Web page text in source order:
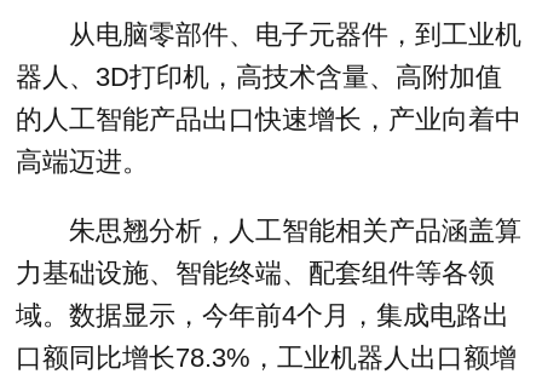
从电脑零部件、电子元器件，到工业机
器人、3D打印机，高技术含量、高附加值
的人工智能产品出口快速增长，产业向着中
高端迈进。
朱思翘分析，人工智能相关产品涵盖算
力基础设施、智能终端、配套组件等各领
域。数据显示，今年前4个月，集成电路出
口额同比增长78.3%，工业机器人出口额增